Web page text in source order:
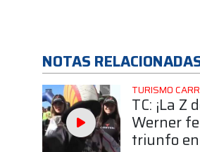
NOTAS
TURISMO
TC: ¡La Z
Werner
triunfo